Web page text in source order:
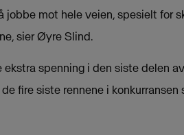
mot hele veien, spesielt for
sier Øyre Slind.
spenning i den siste delen
fire siste rennene i